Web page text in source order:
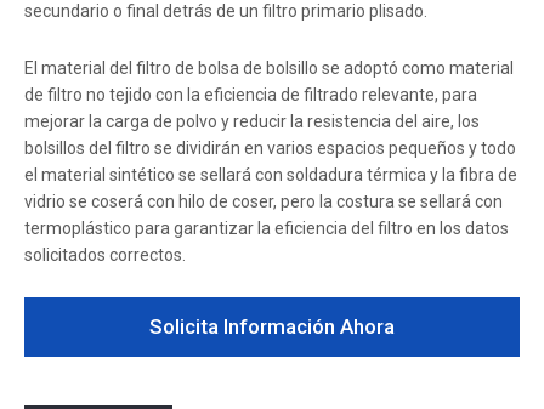
secundario o final detrás de un filtro primario plisado.
El material del filtro de bolsa de bolsillo se adoptó como material
de filtro no tejido con la eficiencia de filtrado relevante, para
mejorar la carga de polvo y reducir la resistencia del aire, los
bolsillos del filtro se dividirán en varios espacios pequeños y todo
el material sintético se sellará con soldadura térmica y la fibra de
vidrio se coserá con hilo de coser, pero la costura se sellará con
termoplástico para garantizar la eficiencia del filtro en los datos
solicitados correctos.
Solicita Información Ahora